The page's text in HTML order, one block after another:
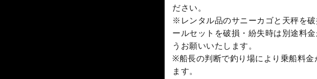
ださい。
※レンタル品のサニーカゴと天秤を
ールセットを破損・紛失時は別途料
うお願いいたします。
※船長の判断で釣り場により乗船料
ます。